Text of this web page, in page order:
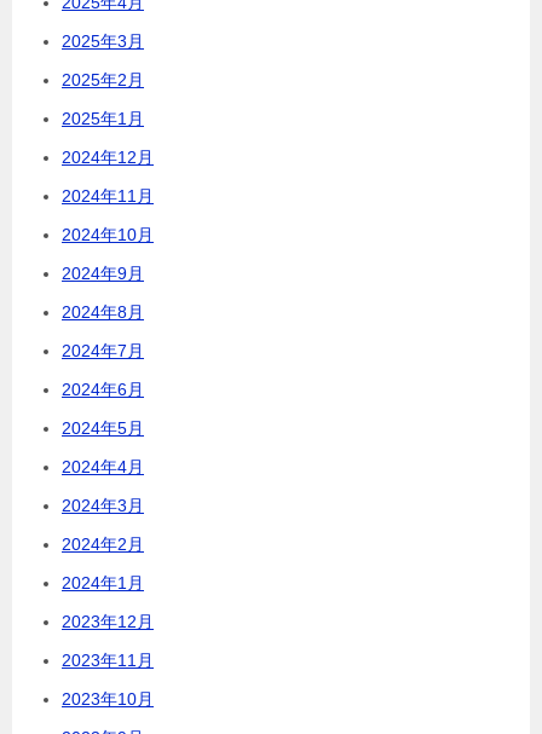
2025年3月
2025年2月
2025年1月
2024年12月
2024年11月
2024年10月
2024年9月
2024年8月
2024年7月
2024年6月
2024年5月
2024年4月
2024年3月
2024年2月
2024年1月
2023年12月
2023年11月
2023年10月